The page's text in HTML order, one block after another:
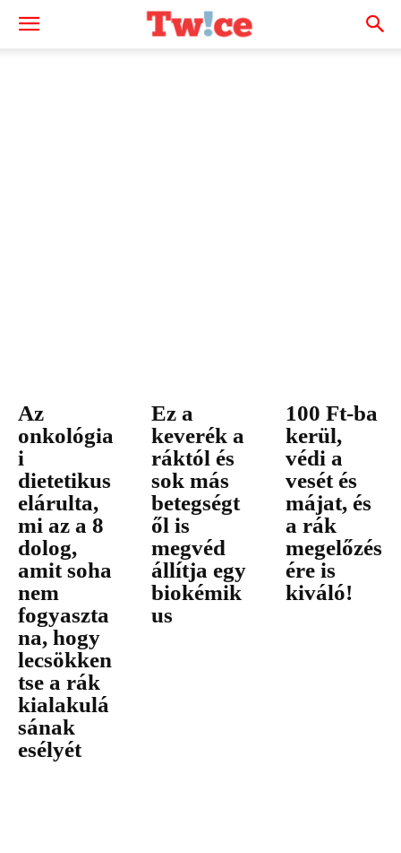
Az
onkológia
i
dietetikus
elárulta,
mi az a 8
dolog,
amit soha
nem
fogyaszta
na, hogy
lecsökken
tse a rák
kialakulá
sának
esélyét
Ez a
keverék a
ráktól és
sok más
betegségt
ől is
megvéd
állítja egy
biokémik
us
100 Ft-ba
kerül,
védi a
vesét és
májat, és
a rák
megelőzés
ére is
kiváló!